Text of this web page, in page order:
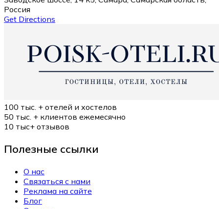
Россия
Get Directions
100 тыс. + отелей и хостелов
50 тыс. + клиентов ежемесячно
10 тыс+ отзывов
Полезные ссылки
О нас
Связаться с нами
Реклама на сайте
Блог